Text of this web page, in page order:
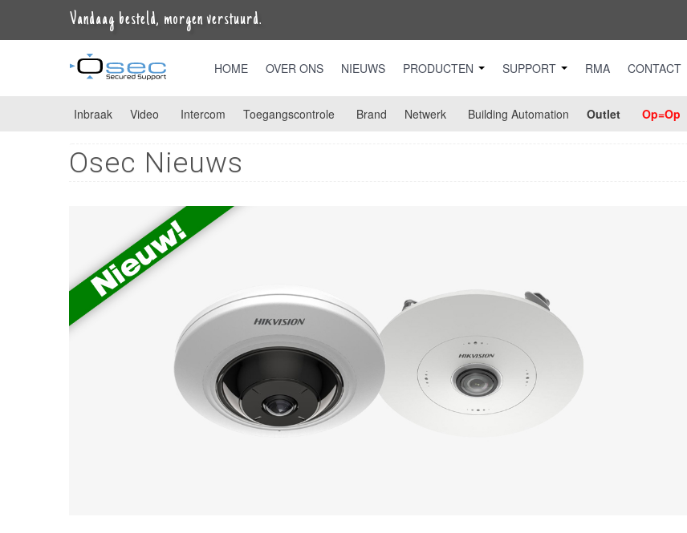
Vandaag besteld, morgen verstuurd.
HOME OVER ONS NIEUWS PRODUCTEN SUPPORT RMA CONTACT
Inbraak Video Intercom Toegangscontrole Brand Netwerk Building Automation Outlet Op=Op
Osec Nieuws